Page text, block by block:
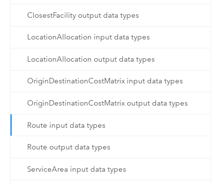
ClosestFacility output data types
LocationAllocation input data types
LocationAllocation output data types
OriginDestinationCostMatrix input data types
OriginDestinationCostMatrix output data types
Route input data types
Route output data types
ServiceArea input data types